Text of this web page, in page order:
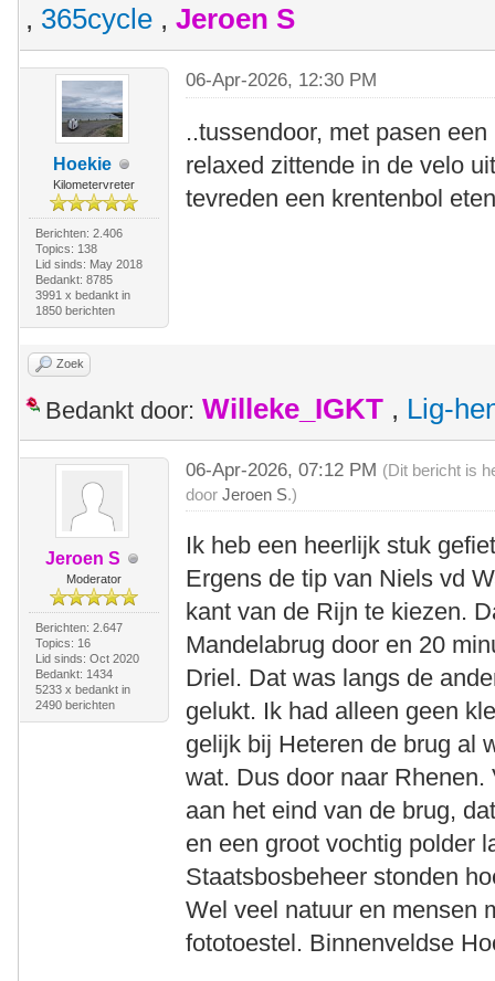
, 365cycle , Jeroen S
Hoekie
Kilometervreter
Berichten: 2.406
Topics: 138
Lid sinds: May 2018
Bedankt: 8785
3991 x bedankt in
1850 berichten
06-Apr-2026, 12:30 PM
..tussendoor, met pasen
relaxed zittende in de velo
tevreden een krentenbol
Zoek
Bedankt door: Willeke_IGKT , Lig-
Jeroen S
Moderator
Berichten: 2.647
Topics: 16
Lid sinds: Oct 2020
Bedankt: 1434
5233 x bedankt in
2490 berichten
06-Apr-2026, 07:12 PM (Dit bericht is
doorJeroen S.)
Ik heb een heerlijk stuk
Ergens de tip van Niels vd
kant van de Rijn te kiezen.
Mandelabrug door en 20
Driel. Dat was langs de
gelukt. Ik had alleen geen
gelijk bij Heteren de brug al
wat. Dus door naar
aan het eind van de brug,
en een groot vochtig polder
Staatsbosbeheer stonden
Wel veel natuur en mensen
fototoestel. Binnenveldse